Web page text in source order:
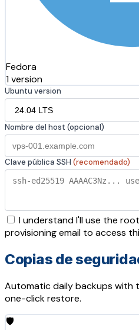
Fedora
1 version
Ubuntu version
Nombre del host (opcional)
Clave pública SSH (recomendado)
I understand I'll use the
provisioning email to access
Copias de
Automatic daily backups with
one-click restore.
🛡️